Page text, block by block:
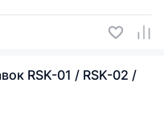
RSK-01 / RSK-02 /